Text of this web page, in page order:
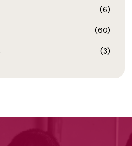
(6)
(60)
(3)